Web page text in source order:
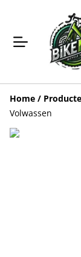
Home /
Volwassen